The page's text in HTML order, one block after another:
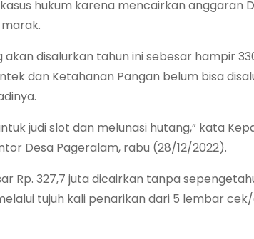
hukum karena mencairkan anggaran
disalurkan tahun ini sebesar hampir
dan Ketahanan Pangan belum bisa
judi slot dan melunasi hutang,” kata
Desa Pageralam, rabu (28/12/2022).
Rp. 327,7 juta dicairkan tanpa
tujuh kali penarikan dari 5 lembar